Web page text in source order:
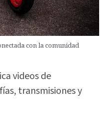
con la comunidad
videos de
transmisiones y